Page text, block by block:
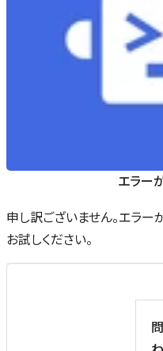
エラー
申し訳ございません。エラ
お試しください。